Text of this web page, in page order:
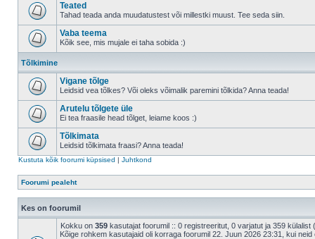
Teated
Tahad teada anda muudatustest või millestki muust. Tee seda siin.
Vaba teema
Kõik see, mis mujale ei taha sobida :)
Tõlkimine
Vigane tõlge
Leidsid vea tõlkes? Või oleks võimalik paremini tõlkida? Anna teada!
Arutelu tõlgete üle
Ei tea fraasile head tõlget, leiame koos :)
Tõlkimata
Leidsid tõlkimata fraasi? Anna teada!
Kustuta kõik foorumi küpsised | Juhtkond
Foorumi pealeht
Kes on foorumil
Kokku on 359 kasutajat foorumil :: 0 registreeritut, 0 varjatut ja 359
Kõige rohkem kasutajaid oli korraga foorumil 22. Juun 2026 23:31, kui neid